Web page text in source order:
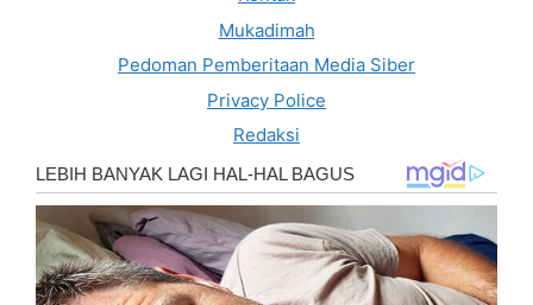
Mukadimah
Pedoman Pemberitaan Media Siber
Privacy Police
Redaksi